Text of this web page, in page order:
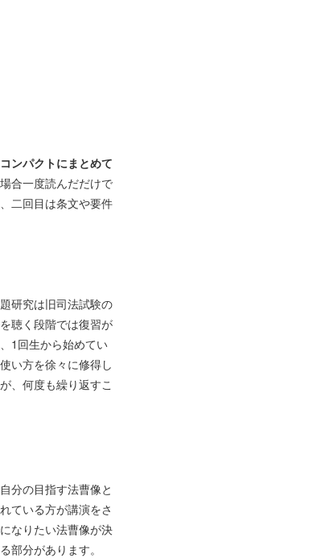
ンパクトにまとめて
合一度読んだだけで
二回目は条文や要件
研究は旧司法試験の
聴く段階では復習が
1回生から始めてい
い方を徐々に修得し
、何度も繰り返すこ
分の目指す法曹像と
ている方が講演をさ
なりたい法曹像が決
部分があります。